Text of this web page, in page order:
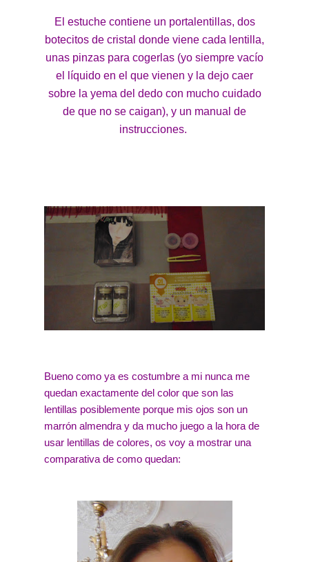
El estuche contiene un portalentillas, dos
botecitos de cristal donde viene cada lentilla,
unas pinzas para cogerlas (yo siempre vacío
el líquido en el que vienen y la dejo caer
sobre la yema del dedo con mucho cuidado
de que no se caigan), y un manual de
instrucciones.
Bueno como ya es costumbre a mi nunca me
quedan exactamente del color que son las
lentillas posiblemente porque mis ojos son un
marrón almendra y da mucho juego a la hora de
usar lentillas de colores, os voy a mostrar una
comparativa de como quedan: